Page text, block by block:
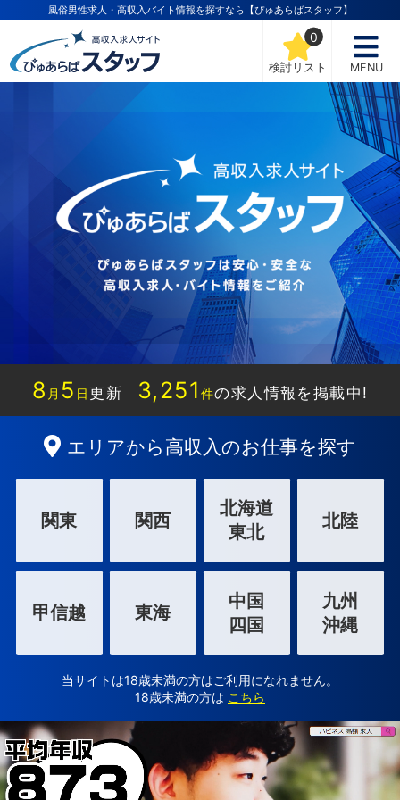
風俗男性求人・高収入バイト情報を探すなら【ぴゅあらばスタッフ】
検討リスト
0
MENU
8 月 5 日更新 3,251 件の求人情報を掲載中!
エリアから高収入のお仕事を探す
関東 関西
北海道
東北
北陸
甲信越 東海
中国
四国
九州
沖縄
当サイトは18歳未満の方はご利用になれません。
18歳未満の方は こちら